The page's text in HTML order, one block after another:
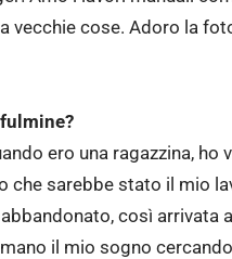
cose. Adoro la
ero una ragazzina, ho
che sarebbe stato il mio
così arrivata
il mio sogno